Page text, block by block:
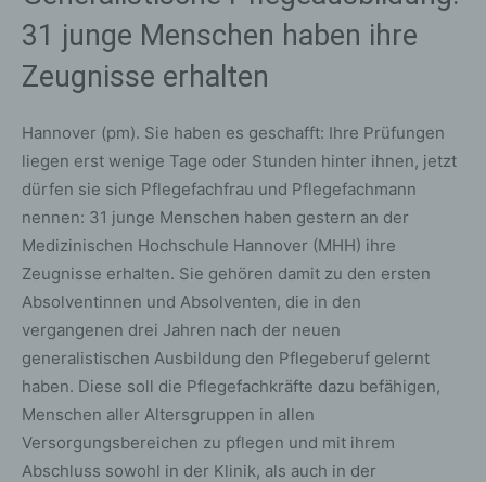
31 junge Menschen haben ihre
Zeugnisse erhalten
Hannover (pm). Sie haben es geschafft: Ihre Prüfungen
liegen erst wenige Tage oder Stunden hinter ihnen, jetzt
dürfen sie sich Pflegefachfrau und Pflegefachmann
nennen: 31 junge Menschen haben gestern an der
Medizinischen Hochschule Hannover (MHH) ihre
Zeugnisse erhalten. Sie gehören damit zu den ersten
Absolventinnen und Absolventen, die in den
vergangenen drei Jahren nach der neuen
generalistischen Ausbildung den Pflegeberuf gelernt
haben. Diese soll die Pflegefachkräfte dazu befähigen,
Menschen aller Altersgruppen in allen
Versorgungsbereichen zu pflegen und mit ihrem
Abschluss sowohl in der Klinik, als auch in der